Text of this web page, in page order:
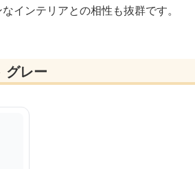
インテリアとの相性も抜群です。
グレー